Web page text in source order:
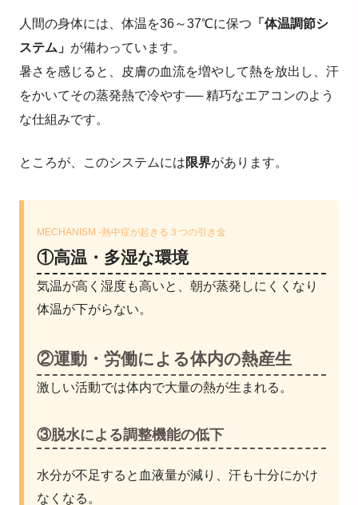
人間の身体には、体温を36～37℃に保つ 「体温調節シ
ステム」 が備わっています。
暑さを感じると、皮膚の血流を増やして熱を放出し、汗
をかいてその蒸発熱で冷やす──精巧なエアコンのよう
な仕組みです。
ところが、このシステムには限界があります。
MECHANISM -熱中症が起きる３つの引き金
①高温・多湿な環境
気温が高く湿度も高いと、朝が蒸発しにくくなり
体温が下がらない。
②運動・労働による体内の熱産生
激しい活動では体内で大量の熱が生まれる。
③脱水による調整機能の低下
水分が不足すると血液量が減り、汗も十分にかけ
なくなる。